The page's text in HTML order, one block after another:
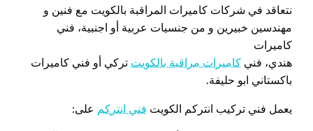
نتعاقد في شركات كاميرات المراقبة بالكويت مع فنين و
مهندسين خبيرين و من جنسيات عربية أو اجنبية، فني
كاميرات
هندي، فني كاميرات مراقبة بالكويت تركي أو فني كاميرات
باكستاني ابو حليفة.
يعمل فني تركيب انتركم الكويت فني انتركم على: